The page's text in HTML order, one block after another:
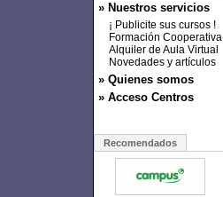
» Nuestros servicios
¡ Publicite sus cursos !
Formación Cooperativa
Alquiler de Aula Virtual
Novedades y artículos
» Quienes somos
» Acceso Centros
Recomendados